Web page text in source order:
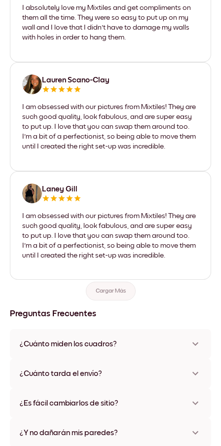
I absolutely love my Mixtiles and get compliments on
them all the time. They were so easy to put up on my
wall and I love that I didn't have to damage my walls
with holes in order to hang them.
Lauren Scano-Clay
I am obsessed with our pictures from Mixtiles! They are
such good quality, look fabulous, and are super easy
to put up. I love that you can swap them around too.
I'm a bit of a perfectionist, so being able to move them
until I created the right set-up was incredible.
Laney Gill
I am obsessed with our pictures from Mixtiles! They are
such good quality, look fabulous, and are super easy
to put up. I love that you can swap them around too.
I'm a bit of a perfectionist, so being able to move them
until I created the right set-up was incredible.
Cargar Más
Preguntas Frecuentes
¿Cuánto miden los cuadros?
varios materiales y colores de marco, incluidas opciones sin
¿Cuánto tarda el envío?
disponibles en algunos países. Te enviaremos un número de
¿Es fácil cambiarlos de sitio?
ningún daño
¿Y no dañarán mis paredes?